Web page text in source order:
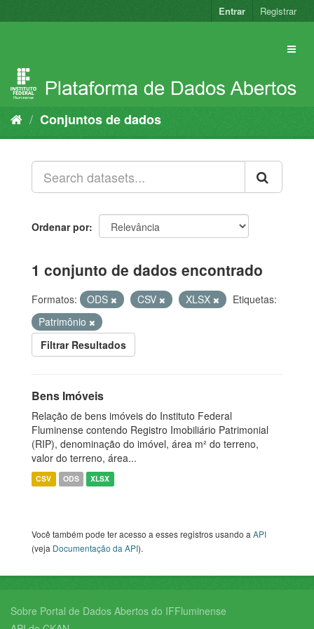
para
Entrar Registrar
Conjuntos de dados
Ordenar por
1 conjunto de dados encontrado
Formatos: ODS CSV XLSX
Etiquetas:
Patrimônio
Filtrar Resultados
Bens Imóveis
Relação de bens imóveis do Instituto Federal
Fluminense contendo Registro Imobiliário Patrimonial
(RIP), denominação do imóvel, área m² do terreno,
valor do terreno, área...
CSV ODS XLSX
Você também pode ter acesso a esses registros usando aAPI
(veja Documentação da API).
Sobre Portal de Dados Abertos do IFFluminense